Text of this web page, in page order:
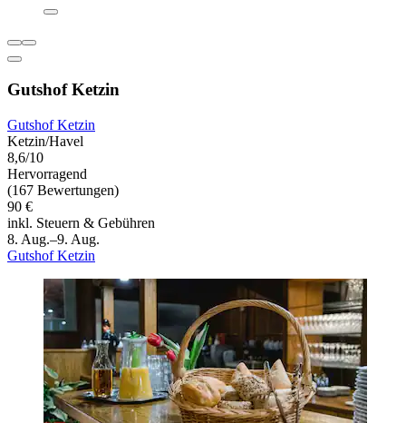
Gutshof Ketzin
Gutshof Ketzin
Ketzin/Havel
8,6/10
Hervorragend
(167 Bewertungen)
90 €
inkl. Steuern & Gebühren
8. Aug.–9. Aug.
Gutshof Ketzin